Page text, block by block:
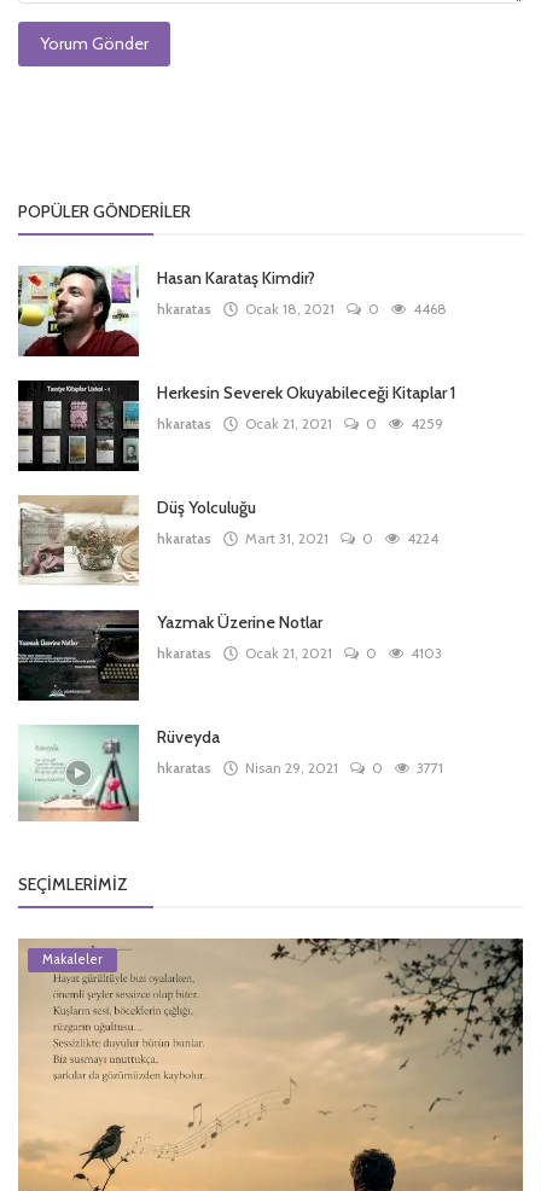
Yorum Gönder
POPÜLER GÖNDERILER
Hasan Karataş Kimdir?
hkaratas Ocak 18, 2021 0 4468
Herkesin Severek Okuyabileceği Kitaplar 1
hkaratas Ocak 21, 2021 0 4259
Düş Yolculuğu
hkaratas Mart 31, 2021 0 4224
Yazmak Üzerine Notlar
hkaratas Ocak 21, 2021 0 4103
Rüveyda
hkaratas Nisan 29, 2021 0 3771
SEÇIMLERIMIZ
Makaleler